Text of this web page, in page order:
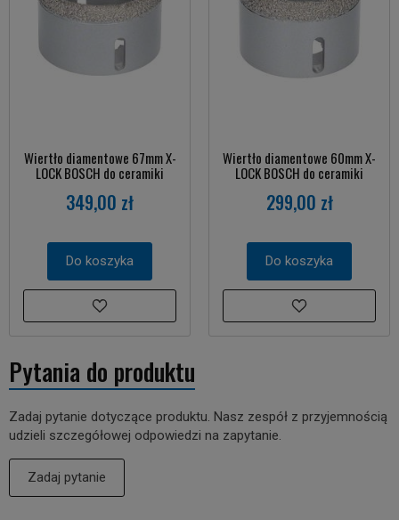
Wiertło diamentowe 67mm X-
LOCK BOSCH do ceramiki
349,00 zł
Do koszyka
Wiertło diamentowe 60mm X-
LOCK BOSCH do ceramiki
299,00 zł
Do koszyka
Pytania do produktu
Zadaj pytanie dotyczące produktu. Nasz zespół z przyjemnością
udzieli szczegółowej odpowiedzi na zapytanie.
Zadaj pytanie